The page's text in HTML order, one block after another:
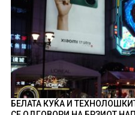
БЕЛАТА КУЌА И